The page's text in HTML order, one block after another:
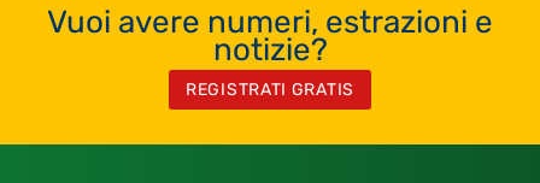
Vuoi avere numeri, estrazioni e
notizie?
REGISTRATI GRATIS